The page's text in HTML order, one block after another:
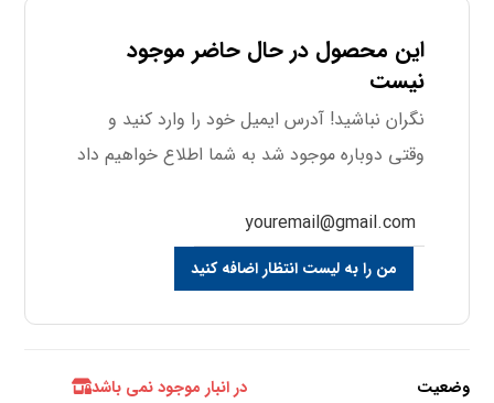
این محصول در حال حاضر موجود
نیست
نگران نباشید! آدرس ایمیل خود را وارد کنید و
وقتی دوباره موجود شد به شما اطلاع خواهیم داد
من را به لیست انتظار اضافه کنید
وضعیت
در انبار موجود نمی باشد